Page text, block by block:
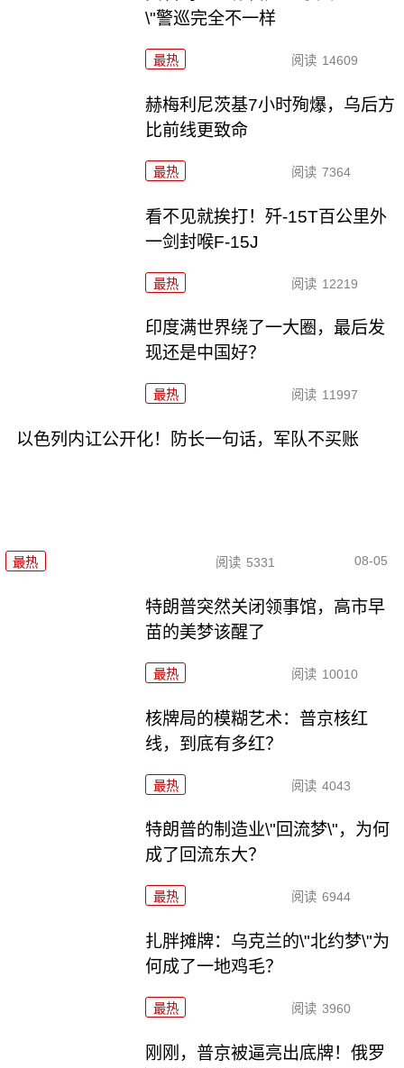
\"警巡完全不一样
最热 阅读 14609
赫梅利尼茨基7小时殉爆，乌后方
比前线更致命
最热 阅读 7364
看不见就挨打！歼-15T百公里外
一剑封喉F-15J
最热 阅读 12219
印度满世界绕了一大圈，最后发
现还是中国好？
最热 阅读 11997
以色列内讧公开化！防长一句话，军队不买账
最热 阅读 5331 08-05
特朗普突然关闭领事馆，高市早
苗的美梦该醒了
最热 阅读 10010
核牌局的模糊艺术：普京核红
线，到底有多红？
最热 阅读 4043
特朗普的制造业\"回流梦\"，为何
成了回流东大？
最热 阅读 6944
扎胖摊牌：乌克兰的\"北约梦\"为
何成了一地鸡毛？
最热 阅读 3960
刚刚，普京被逼亮出底牌！俄罗